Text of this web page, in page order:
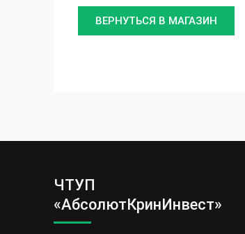
ВЕРНУТЬСЯ В МАГАЗИН
ЧТУП
«АбсолютКринИнвест»